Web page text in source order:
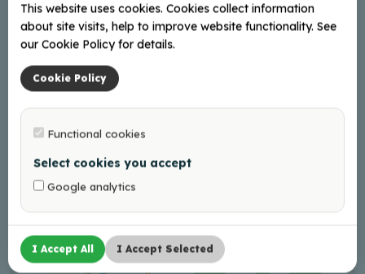
This website uses cookies. Cookies collect information
about site visits, help to improve website functionality. See
our Cookie Policy for details.
Cookie Policy
Functional cookies
Select cookies you accept
Google analytics
I Accept All I Accept Selected